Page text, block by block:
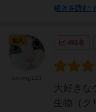
続きを読む
491名
大好き
生物（ク
仙人